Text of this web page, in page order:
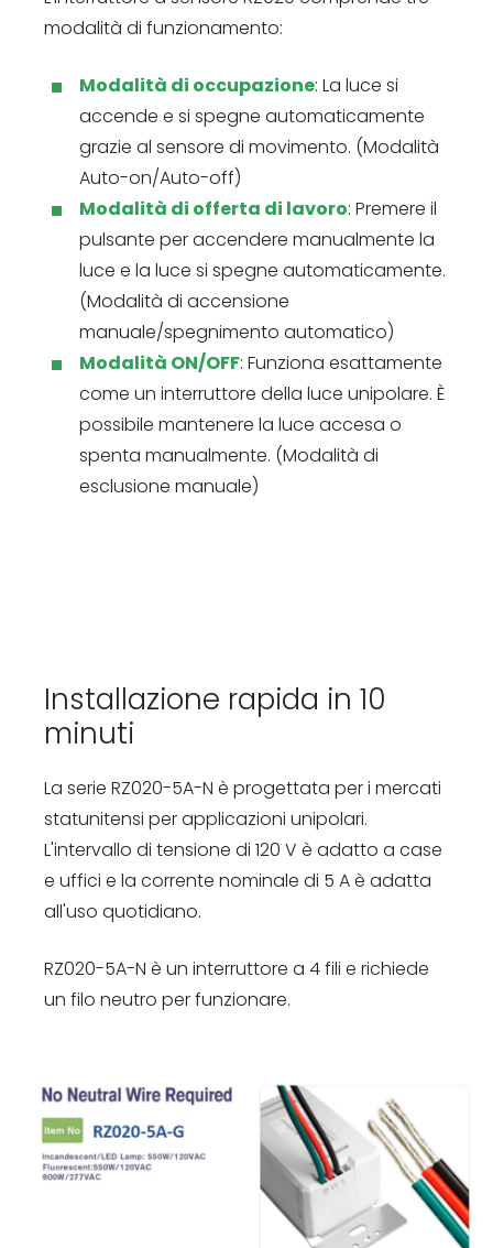
modalità di funzionamento:
Modalità di occupazione: La luce si
accende e si spegne automaticamente
grazie al sensore di movimento. (Modalità
Auto-on/Auto-off)
Modalità di offerta di lavoro: Premere il
pulsante per accendere manualmente la
luce e la luce si spegne automaticamente.
(Modalità di accensione
manuale/spegnimento automatico)
Modalità ON/OFF: Funziona esattamente
come un interruttore della luce unipolare. È
possibile mantenere la luce accesa o
spenta manualmente. (Modalità di
esclusione manuale)
Installazione rapida in 10
minuti
La serie RZ020-5A-N è progettata per i mercati
statunitensi per applicazioni unipolari.
L'intervallo di tensione di 120 V è adatto a case
e uffici e la corrente nominale di 5 A è adatta
all'uso quotidiano.
RZ020-5A-N è un interruttore a 4 fili e richiede
un filo neutro per funzionare.